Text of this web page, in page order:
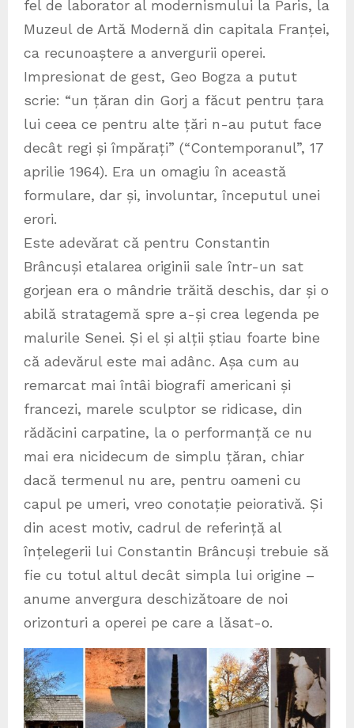
fel de laborator al modernismului la Paris, la
Muzeul de Artă Modernă din capitala Franței,
ca recunoaștere a anvergurii operei.
Impresionat de gest, Geo Bogza a putut
scrie: “un țăran din Gorj a făcut pentru țara
lui ceea ce pentru alte țări n-au putut face
decât regi și împărați” (“Contemporanul”, 17
aprilie 1964). Era un omagiu în această
formulare, dar și, involuntar, începutul unei
erori.
Este adevărat că pentru Constantin
Brâncuși etalarea originii sale într-un sat
gorjean era o mândrie trăită deschis, dar și o
abilă stratagemă spre a-și crea legenda pe
malurile Senei. Și el și alții știau foarte bine
că adevărul este mai adânc. Așa cum au
remarcat mai întâi biografi americani și
francezi, marele sculptor se ridicase, din
rădăcini carpatine, la o performanță ce nu
mai era nicidecum de simplu țăran, chiar
dacă termenul nu are, pentru oameni cu
capul pe umeri, vreo conotație peiorativă. Și
din acest motiv, cadrul de referință al
înțelegerii lui Constantin Brâncuși trebuie să
fie cu totul altul decât simpla lui origine –
anume anvergura deschizătoare de noi
orizonturi a operei pe care a lăsat-o.